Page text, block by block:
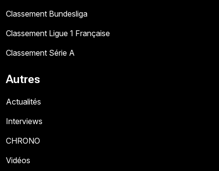
Classement Bundesliga
Classement Ligue 1 Française
Classement Série A
Autres
Actualités
Interviews
CHRONO
Vidéos